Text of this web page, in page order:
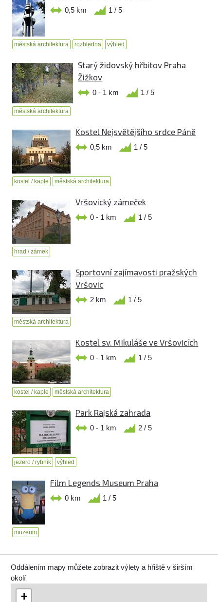
0,5 km 1 / 5
městská architektura rozhledna výhled
Starý židovský hřbitov Praha
Žižkov
0 - 1 km 1 / 5
městská architektura
Kostel Nejsvětějšího srdce Páně
0,5 km 1 / 5
kostel / kaple městská architektura
Vršovický zámeček
0 - 1 km 1 / 5
hrad / zámek
Sportovní zajímavosti pražských
Vršovic
2 km 1 / 5
městská architektura
Kostel sv. Mikuláše ve Vršovicích
0 - 1 km 1 / 5
kostel / kaple městská architektura
Park Rajská zahrada
0 - 1 km 2 / 5
jezero / rybník výhled
Film Legends Museum Praha
0 km 1 / 5
muzeum
Oddálením mapy můžete zobrazit výlety a hřiště v širším
okolí
+